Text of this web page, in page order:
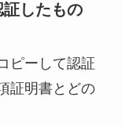
したもの
ピーして認証
証明書とどの